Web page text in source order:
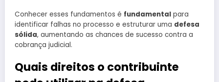
Conhecer esses fundamentos é fundamental para
identificar falhas no processo e estruturar uma defesa
sólida, aumentando as chances de sucesso contra a
cobrança judicial.
Quais direitos o contribuinte